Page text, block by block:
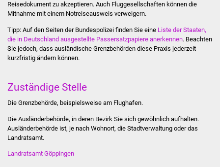
Was erledige ich wo
Dienstleistungen
Bürgerinfos
Bildung
Reisedokument zu akzeptieren. Auch Fluggesellschaften können die
Mitnahme mit einem Notreiseausweis verweigern.
Tipp: Auf den Seiten der Bundespolizei finden Sie eine Liste der Staaten,
die in Deutschland ausgestellte Passersatzpapiere anerkennen. Beachten
Sie jedoch, dass ausländische Grenzbehörden diese Praxis jederzeit
kurzfristig ändern können.
Zuständige Stelle
Die Grenzbehörde, beispielsweise am Flughafen.
Die Ausländerbehörde, in deren Bezirk Sie sich gewöhnlich aufhalten.
Ausländerbehörde ist, je nach Wohnort, die Stadtverwaltung oder das
Landratsamt.
Landratsamt Göppingen